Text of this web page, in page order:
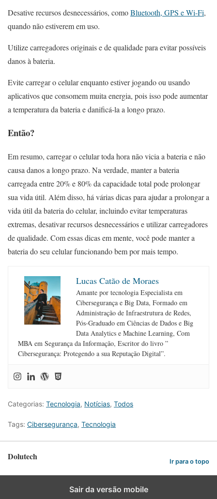
Desative recursos desnecessários, comoBluetooth, GPS e Wi-Fi,
quando não estiverem em uso.
Utilize carregadores originais e de qualidade para evitar possíveis
danos à bateria.
Evite carregar o celular enquanto estiver jogando ou usando
aplicativos que consomem muita energia, pois isso pode aumentar
a temperatura da bateria e danificá-la a longo prazo.
Então?
Em resumo, carregar o celular toda hora não vicia a bateria e não
causa danos a longo prazo. Na verdade, manter a bateria
carregada entre 20% e 80% da capacidade total pode prolongar
sua vida útil. Além disso, há várias dicas para ajudar a prolongar a
vida útil da bateria do celular, incluindo evitar temperaturas
extremas, desativar recursos desnecessários e utilizar carregadores
de qualidade. Com essas dicas em mente, você pode manter a
bateria do seu celular funcionando bem por mais tempo.
Lucas Catão de Moraes
Amante por tecnologia Especialista em
Cibersegurança e Big Data, Formado em
Administração de Infraestrutura de Redes,
Pós-Graduado em Ciências de Dados e Big
Data Analytics e Machine Learning, Com
MBA em Segurança da Informação, Escritor do livro ”
Cibersegurança: Protegendo a sua Reputação Digital”.
Categorias: Tecnologia, Notícias, Todos
Tags: Cibersegurança, Tecnologia
Dolutech Ir para o topo
Sair da versão mobile